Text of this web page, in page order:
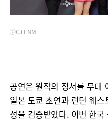
ⓒCJ ENM
공연은 원작의 정서를 무대
일본 도쿄 초연과 런던 웨
성을 검증받았다. 이번 한